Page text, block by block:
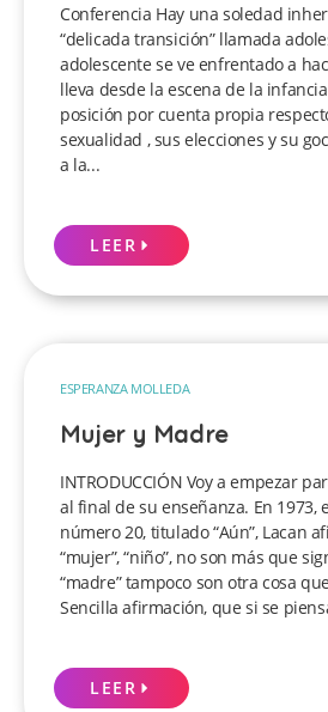
Conferencia Hay una soledad
“delicada transición” llamada
adolescente se ve enfrentado a
lleva desde la escena de la
posición por cuenta propia
sexualidad , sus elecciones y su
a la...
LEER
ESPERANZA MOLLEDA
Mujer y Madre
INTRODUCCIÓN Voy a empezar
al final de su enseñanza. En 1973,
número 20, titulado “Aún”, Lacan
“mujer”, “niño”, no son más que
“madre” tampoco son otra cosa
Sencilla afirmación, que si se
LEER